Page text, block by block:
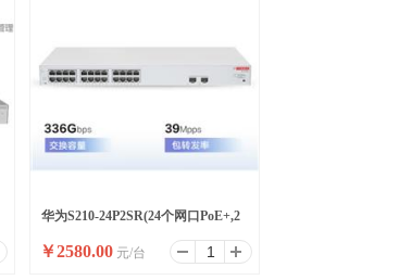
华为S210-24P2SR(24个网口PoE+,2
个千兆SFP)
￥2580.00 元/台